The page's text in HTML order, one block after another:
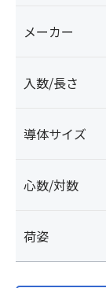
メーカー
入数/長さ
導体サイズ
心数/対数
荷姿